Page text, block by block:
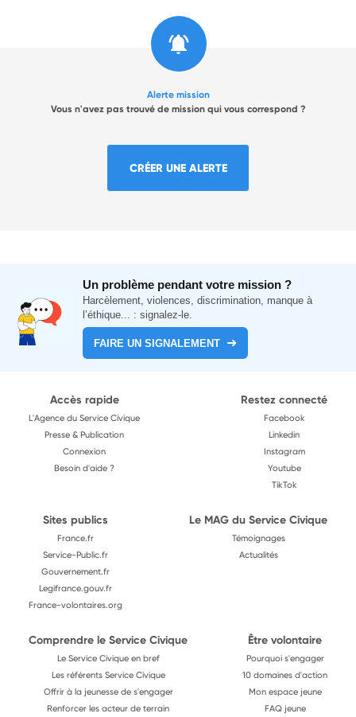
Alerte mission
Vous n'avez pas trouvé de mission qui vous correspond ?
CRÉER UNE ALERTE
Un problème pendant votre mission ?
Harcèlement, violences, discrimination, manque à
l’éthique... : signalez-le.
FAIRE UN SIGNALEMENT
Accès rapide
L'Agence du Service Civique
Presse & Publication
Connexion
Besoin d'aide ?
Restez connecté
Facebook
Linkedin
Instagram
Youtube
TikTok
Sites publics
France.fr
Service-Public.fr
Gouvernement.fr
Legifrance.gouv.fr
France-volontaires.org
Le MAG du Service Civique
Témoignages
Actualités
Comprendre le Service Civique
Le Service Civique en bref
Les référents Service Civique
Offrir à la jeunesse de s'engager
Renforcer les acteur de terrain
Être volontaire
Pourquoi s'engager
10 domaines d'action
Mon espace jeune
FAQ jeune